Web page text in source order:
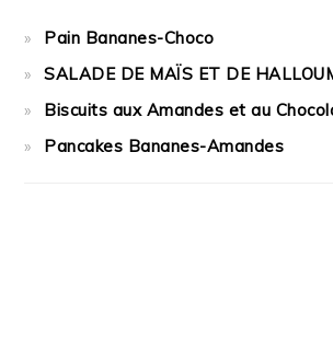
Pain Bananes-Choco
SALADE DE MAÏS ET DE
Biscuits aux Amandes et au
Pancakes Bananes-Amandes